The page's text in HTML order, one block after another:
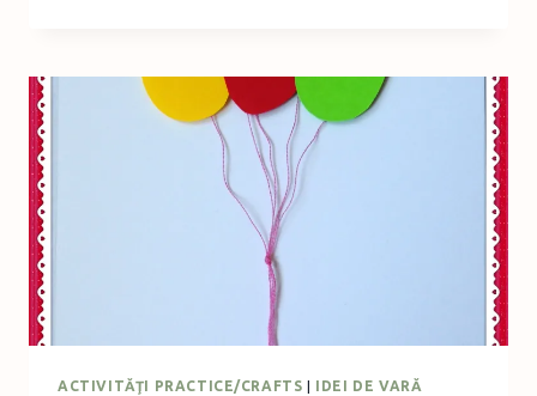
CU
ROCHIE
ACTIVITĂŢI PRACTICE/CRAFTS IDEI DE VARĂ